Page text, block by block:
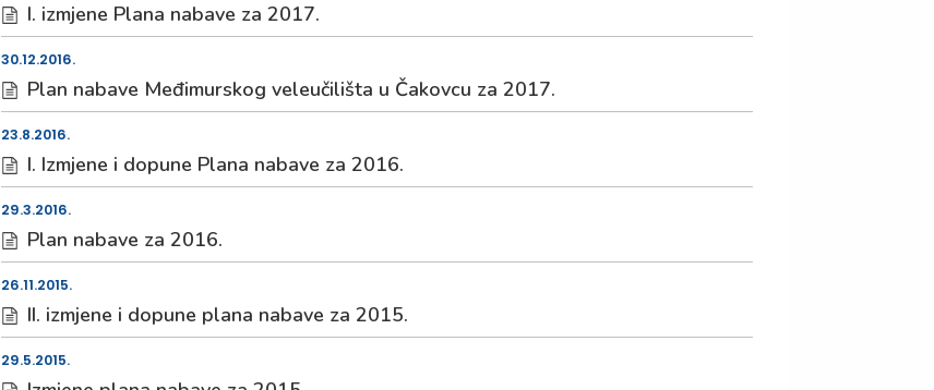
I. izmjene Plana nabave za 2017.
30.12.2016.
Plan nabave Međimurskog veleučilišta u Čakovcu za 2017.
23.8.2016.
I. Izmjene i dopune Plana nabave za 2016.
29.3.2016.
Plan nabave za 2016.
26.11.2015.
II. izmjene i dopune plana nabave za 2015.
29.5.2015.